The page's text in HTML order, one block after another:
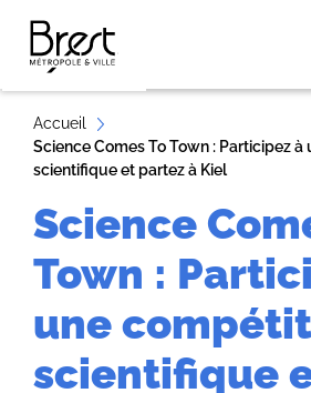
e
a
u
o
n
e
n
Accueil
Science Comes To Town : Participez
scientifique et partez à Kiel
Science
Town :
une
scientifique